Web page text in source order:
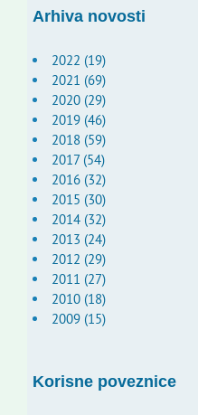
Arhiva novosti
2022 (19)
2021 (69)
2020 (29)
2019 (46)
2018 (59)
2017 (54)
2016 (32)
2015 (30)
2014 (32)
2013 (24)
2012 (29)
2011 (27)
2010 (18)
2009 (15)
Korisne poveznice